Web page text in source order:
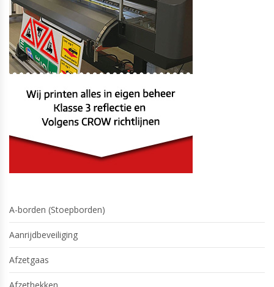
A-borden (Stoepborden)
Aanrijdbeveiliging
Afzetgaas